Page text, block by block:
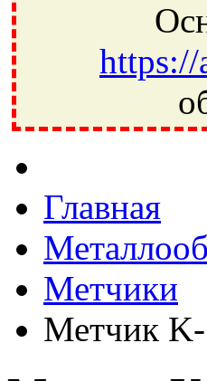
https://
Ивантеевка, подшипники,
Главная
Метчики
Метчик